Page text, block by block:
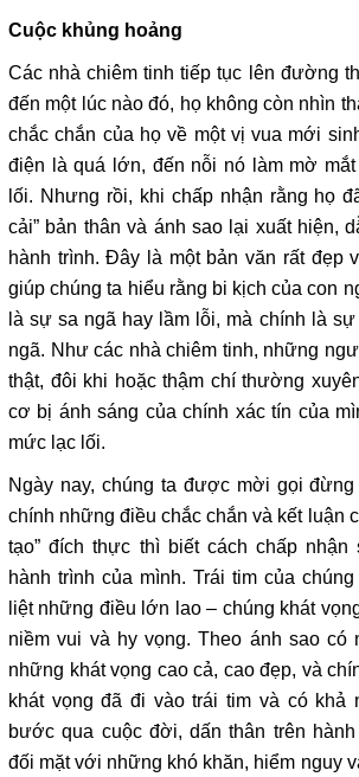
Cuộc khủng hoảng
Các nhà chiêm tinh tiếp tục lên đường
đến một lúc nào đó, họ không còn nhìn
chắc chắn của họ về một vị vua mới
điện là quá lớn, đến nỗi nó làm mờ
lối. Nhưng rồi, khi chấp nhận rằng họ
cải” bản thân và ánh sao lại xuất hiện,
hành trình. Đây là một bản văn rất đẹp
giúp chúng ta hiểu rằng bi kịch của con
là sự sa ngã hay lầm lỗi, mà chính là
ngã. Như các nhà chiêm tinh, những
thật, đôi khi hoặc thậm chí thường
cơ bị ánh sáng của chính xác tín của
mức lạc lối.
Ngày nay, chúng ta được mời gọi
chính những điều chắc chắn và kết luận
tạo” đích thực thì biết cách chấp
hành trình của mình. Trái tim của
liệt những điều lớn lao – chúng khát
niềm vui và hy vọng. Theo ánh sao có
những khát vọng cao cả, cao đẹp, và
khát vọng đã đi vào trái tim và có khả
bước qua cuộc đời, dấn thân trên
đối mặt với những khó khăn, hiểm nguy